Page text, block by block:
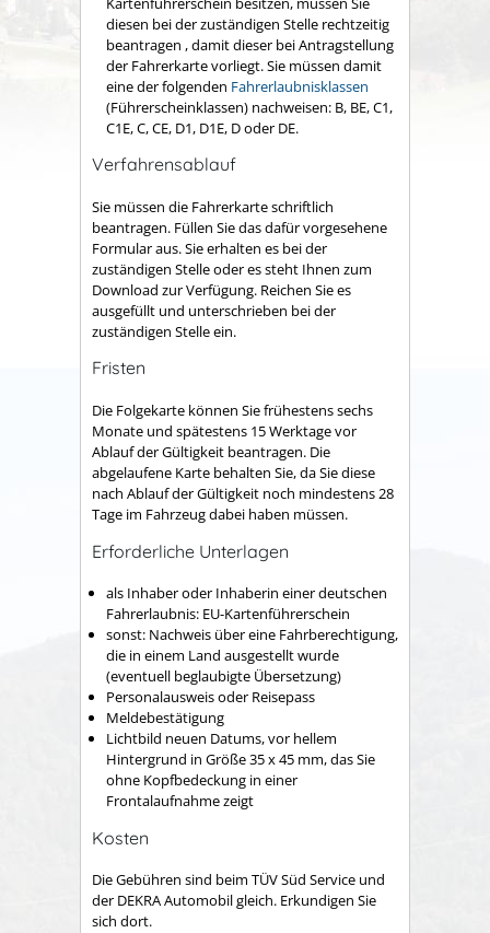
diesen bei der zuständigen Stelle rechtzeitig
beantragen , damit dieser bei Antragstellung
der Fahrerkarte vorliegt.Sie müssen damit
eine der folgenden Fahrerlaubnisklassen
(Führerscheinklassen) nachweisen: B, BE, C1,
C1E, C, CE, D1, D1E, D oder DE.
Verfahrensablauf
Sie müssen die Fahrerkarte schriftlich
beantragen. Füllen Sie das dafür vorgesehene
Formular aus.Sie erhalten es bei der
zuständigen Stelle oder es steht Ihnen zum
Download zur Verfügung. Reichen Sie es
ausgefüllt und unterschrieben bei der
zuständigen Stelle ein.
Fristen
Die Folgekarte können Sie frühestens sechs
Monate und spätestens 15 Werktage vor
Ablauf der Gültigkeit beantragen. Die
abgelaufene Karte behalten Sie, da Sie diese
nach Ablauf der Gültigkeit noch mindestens 28
Tage im Fahrzeug dabei haben müssen.
Erforderliche Unterlagen
als Inhaber oder Inhaberin einer deutschen
Fahrerlaubnis: EU-Kartenführerschein
sonst: Nachweis über eine Fahrberechtigung,
die in einem Land ausgestellt wurde
(eventuell beglaubigte Übersetzung)
Personalausweis oder Reisepass
Meldebestätigung
Lichtbild neuen Datums, vor hellem
Hintergrund in Größe 35 x 45 mm, das Sie
ohne Kopfbedeckung in einer
Frontalaufnahme zeigt
Kosten
Die Gebühren sind beim TÜV Süd Service und
der DEKRA Automobil gleich. Erkundigen Sie
sich dort.